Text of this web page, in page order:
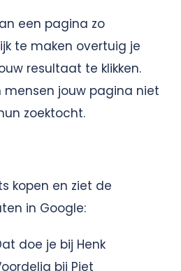
een pagina zo
te maken overtuig je
resultaat te klikken.
jouw pagina niet
zoektocht.
kopen en ziet de
in Google:
doe je bij Henk
bij Piet